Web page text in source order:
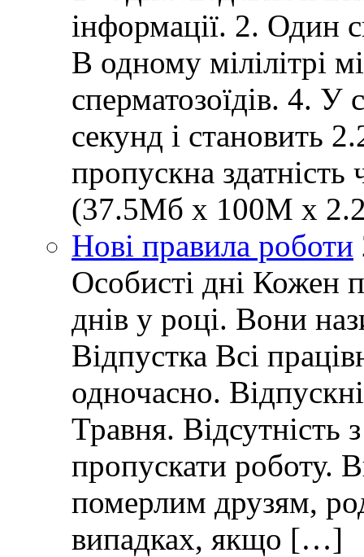
інформації. 2. Один
В одному мілілітрі
сперматозоїдів. 4. У
секунд і становить
пропускна
(37.5Мб x 100M x
Нові правила роботи
Особисті дні Кожен
днів у році. Вони
Відпустка Всі
одночасно.
Травня.
пропускати роботу.
померлим друзям,
випадках, якщо […]